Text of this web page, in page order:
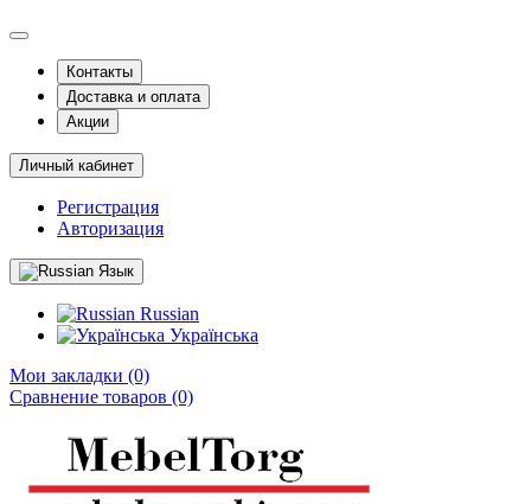
Контакты
Доставка и оплата
Акции
Личный кабинет
Регистрация
Авторизация
Язык
Russian
Українська
Мои закладки (0)
Сравнение товаров (0)